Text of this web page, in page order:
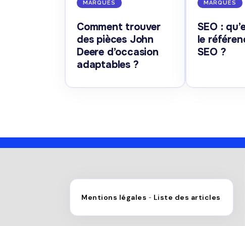
MARQUES
Comment trouver
des pièces John
Deere d’occasion
adaptables ?
MARQUES
SEO :
le
SEO ?
Mentions légales - Liste des articles